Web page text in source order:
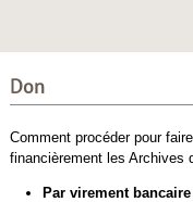
Don
Comment procéder pour
financièrement les Archives
Par virement bancaire